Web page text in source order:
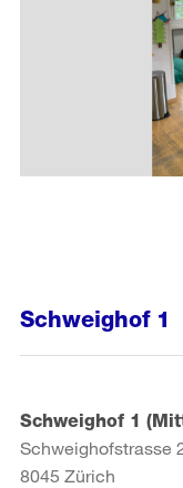
Schweighof 1
Schweighof 1
Schweighofstrasse
8045 Zürich